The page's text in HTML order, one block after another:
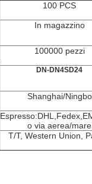
100 PCS
In magazzino
100000 pezzi
DN-DN4SD24
Shanghai/Ningbo
o via aerea/mare
T/T, Western Union,